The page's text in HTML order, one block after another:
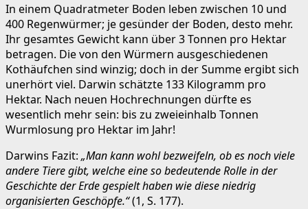
In einem Quadratmeter Boden leben zwischen 10 und
400 Regenwürmer; je gesünder der Boden, desto mehr.
Ihr gesamtes Gewicht kann über 3 Tonnen pro Hektar
betragen. Die von den Würmern ausgeschiedenen
Kothäufchen sind winzig; doch in der Summe ergibt sich
unerhört viel. Darwin schätzte 133 Kilogramm pro
Hektar. Nach neuen Hochrechnungen dürfte es
wesentlich mehr sein: bis zu zweieinhalb Tonnen
Wurmlosung pro Hektar im Jahr!
Darwins Fazit: „Man kann wohl bezweifeln, ob es noch viele
andere Tiere gibt, welche eine so bedeutende Rolle in der
Geschichte der Erde gespielt haben wie diese niedrig
organisierten Geschöpfe.“(1, S. 177).